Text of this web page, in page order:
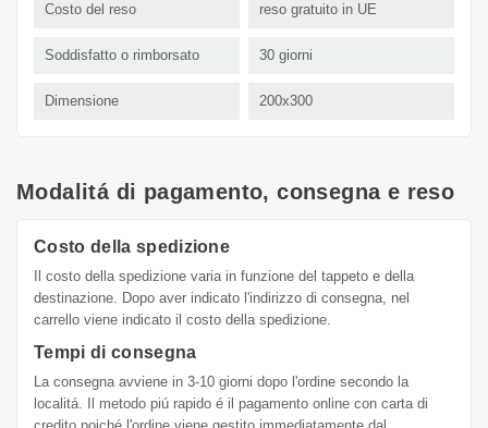
Costo del reso reso gratuito in UE
Soddisfatto o rimborsato 30 giorni
Dimensione 200x300
Modalitá di pagamento, consegna e reso
Costo della spedizione
Il costo della spedizione varia in funzione del tappeto e della
destinazione. Dopo aver indicato l'indirizzo di consegna, nel
carrello viene indicato il costo della spedizione.
Tempi di consegna
La consegna avviene in 3-10 giorni dopo l'ordine secondo la
localitá. Il metodo piú rapido é il pagamento online con carta di